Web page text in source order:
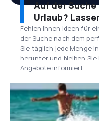
Auf der
Urlaub?
Fehlen Ihnen Ideen für
der Suche nach dem
Sie täglich jede Menge
herunter und bleiben
Angebote informiert.